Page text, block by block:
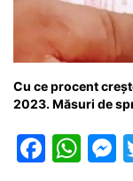
Cu ce procent
2023. Măsuri de
F
W